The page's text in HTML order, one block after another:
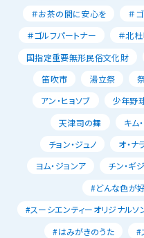
＃お茶の間に安心を
＃
＃ゴルフパートナー
＃北
国指定重要無形民俗文化財
笛吹市
湯立祭
アン・ヒョソブ
少年野
天津司の舞
キム
チョン・ジュノ
オ・ナ
ヨム・ジョンア
チン・ギ
#どんな色が
#スーシエンティーオリジナルソ
#はみがきのうた
#